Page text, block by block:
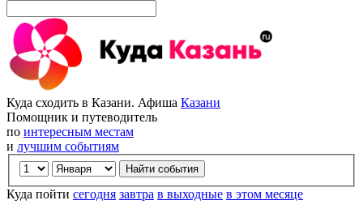
Куда сходить в Казани. Афиша Казани
Помощник и путеводитель
по интересным местам
и лучшим событиям
Куда пойти сегодня завтра в выходные в этом месяце